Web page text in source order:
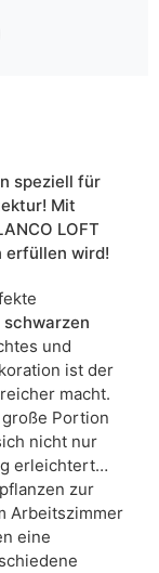
und der
von +/- 2–3 cm
speziell für
Mit
LOFT
erfüllen wird!
und
ist der
macht.
Portion
nicht nur
erleichtert
zur
Arbeitszimmer
eine